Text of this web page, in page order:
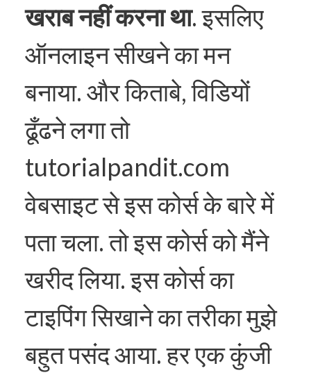
खराब नहीं करना था. इसलिए
ऑनलाइन सीखने का मन
बनाया. और किताबे, विडियों
ढूँढने लगा तो
tutorialpandit.com
वेबसाइट से इस कोर्स के बारे में
पता चला. तो इस कोर्स को मैंने
खरीद लिया. इस कोर्स का
टाइपिंग सिखाने का तरीका मुझे
बहुत पसंद आया. हर एक कुंजी